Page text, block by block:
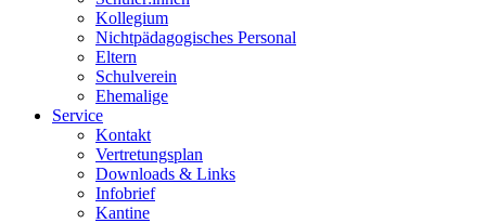
Kollegium
Nichtpädagogisches Personal
Eltern
Schulverein
Ehemalige
Service
Kontakt
Vertretungsplan
Downloads & Links
Infobrief
Kantine